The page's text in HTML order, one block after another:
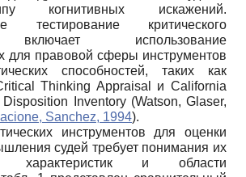
когнитивных искажений.
тестирование критического
использование
для правовой сферы инструментов
способностей, таких как
Thinking Appraisal и California
Inventory (Watson, Glaser,
Sanchez, 1994).
инструментов для оценки
судей требует понимания их
характеристик и области